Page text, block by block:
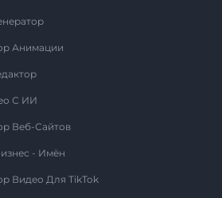
Анимации
С ИИ
Веб-Сайтов
- Имён
Видео Для TikTok